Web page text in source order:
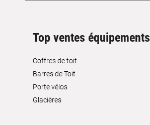
Top ventes équipements
Coffres de toit
Barres de Toit
Porte vélos
Glacières